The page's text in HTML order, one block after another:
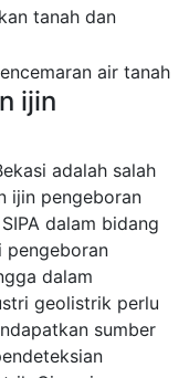
tanah dan
air tanah
ijin
adalah salah
ijin pengeboran
dalam bidang
pengeboran
dalam
geolistrik perlu
sumber